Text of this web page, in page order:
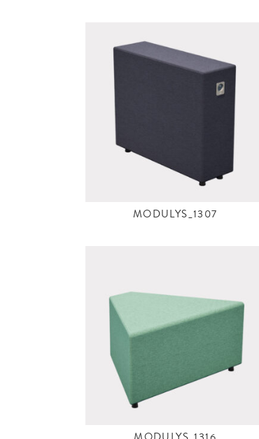
MODULYS_1307